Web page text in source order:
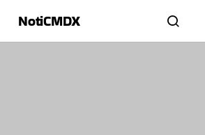
NotiCMDX